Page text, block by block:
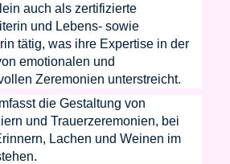
auch als zertifizierte
und Lebens- sowie
tätig, was ihre Expertise in der
emotionalen und
Zeremonien unterstreicht.
die Gestaltung von
und Trauerzeremonien, bei
Lachen und Weinen im